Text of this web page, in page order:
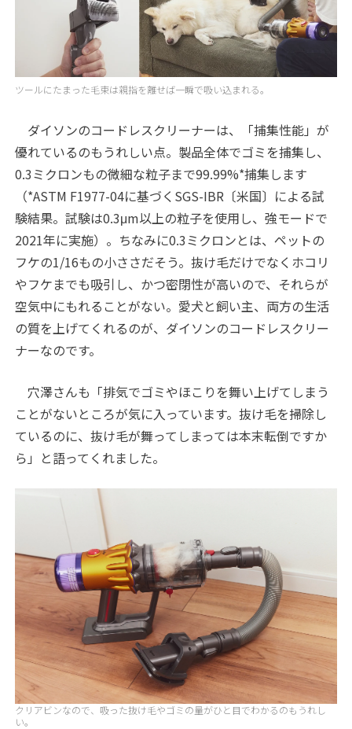
ツールにたまった毛束は親指を離せば一瞬で吸い込まれる。
ダイソンのコードレスクリーナーは、「捕集性能」が
優れているのもうれしい点。製品全体でゴミを捕集し、
0.3ミクロンもの微細な粒子まで99.99%*捕集します
（*ASTM F1977-04に基づくSGS-IBR〔米国〕による試
験結果。試験は0.3μm以上の粒子を使用し、強モードで
2021年に実施）。ちなみに0.3ミクロンとは、ペットの
フケの1/16もの小ささだそう。抜け毛だけでなくホコリ
やフケまでも吸引し、かつ密閉性が高いので、それらが
空気中にもれることがない。愛犬と飼い主、両方の生活
の質を上げてくれるのが、ダイソンのコードレスクリー
ナーなのです。
穴澤さんも「排気でゴミやほこりを舞い上げてしまう
ことがないところが気に入っています。抜け毛を掃除し
ているのに、抜け毛が舞ってしまっては本末転倒ですか
ら」と語ってくれました。
クリアビンなので、吸った抜け毛やゴミの量がひと目でわかるのもうれし
い。